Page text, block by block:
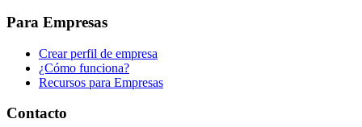
Para Empresas
Crear perfil de empresa
¿Cómo funciona?
Recursos para Empresas
Contacto